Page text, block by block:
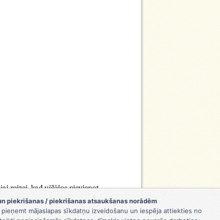
reizei, kad vēlēšos pievienot
piekrišanas / piekrišanas atsaukšanas norādēm
mājaslapas sīkdatņu izveidošanu un iespēja attiekties no